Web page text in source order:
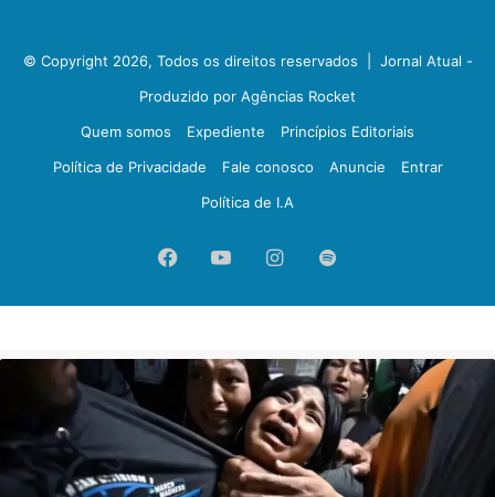
© Copyright 2026, Todos os direitos reservados | Jornal Atual -
Produzido por Agências Rocket
Quem somos
Expediente
Princípios Editoriais
Política de Privacidade
Fale conosco Anuncie
Entrar
Política de I.A
FacebookYouTubeInstagram
Spotify